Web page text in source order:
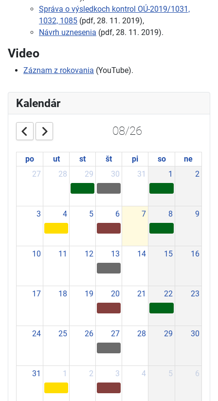
Správa o výsledkoch kontrol OÚ-2019/1031,
1032, 1085 (pdf, 28. 11. 2019),
Návrh uznesenia (pdf, 28. 11. 2019).
Video
Záznam z rokovania (YouTube).
Kalendár
08/26
po ut st št pi so
ne
27
28 29 30 31 1 2
3 4 5 6 7 8 9
10 11 12 13 14 15 16
17 18 19 20 21 22 23
24 25 26 27 28 29 30
31 1 2 3 4 5 6